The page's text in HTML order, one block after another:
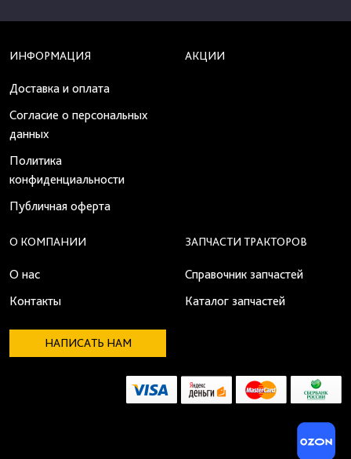
ИНФОРМАЦИЯ
Доставка и оплата
Согласие о персональных
данных
Политика
конфиденциальности
Публичная оферта
АКЦИИ
О КОМПАНИИ
О нас
Контакты
ЗАПЧАСТИ ТРАКТОРОВ
Справочник запчастей
Каталог запчастей
НАПИСАТЬ НАМ